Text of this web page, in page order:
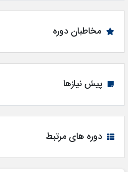
مخاطبان دوره
پیش نیازها
دوره های مرتبط